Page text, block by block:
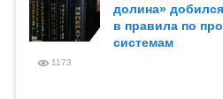
долина»
в правила по
системам
1173